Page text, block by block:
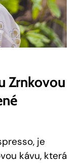
Zrnkovou
je
kávu, která